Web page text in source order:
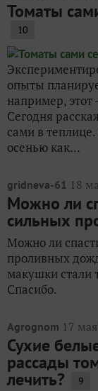
Томаты
10
опыты
например, этот
Сегодня
сами в
осенью как...
gridneva-61 18
Можно ли
сильных
Можно ли
проливных
макушки стали
Спасибо.
Agrognom 17
Сухие
рассады
лечить? 9